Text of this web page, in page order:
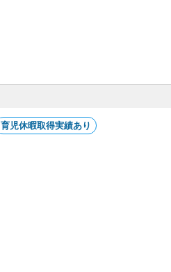
育児休暇取得実績あり